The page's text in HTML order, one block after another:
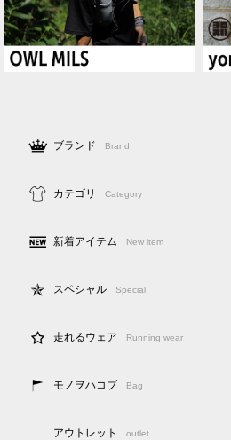
ブランド Brand
カテゴリ Category
新着アイテム New item
スペシャル Special
走れるウェア Running wear
モノヲハコブ Bag
アウトレット outlet